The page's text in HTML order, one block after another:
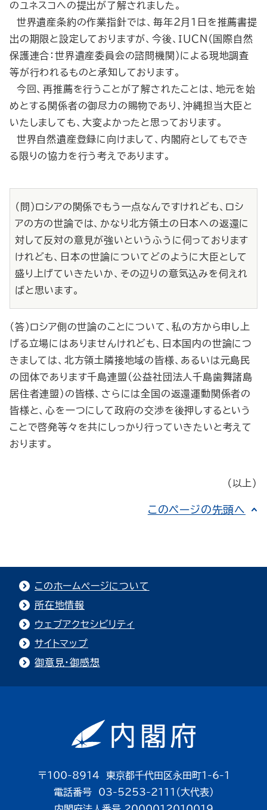
のユネスコへの提出が了解されました。
世界遺産条約の作業指針では、毎年２月１日を推薦書提
出の期限と設定しておりますが、今後、ＩＵＣＮ（国際自然
保護連合：世界遺産委員会の諮問機関）による現地調査
等が行われるものと承知しております。
今回、再推薦を行うことが了解されたことは、地元を始
めとする関係者の御尽力の賜物であり、沖縄担当大臣と
いたしましても、大変よかったと思っております。
世界自然遺産登録に向けまして、内閣府としてもでき
る限りの協力を行う考えであります。
（問）ロシアの関係でもう一点なんですけれども、ロシ
アの方の世論では、かなり北方領土の日本への返還に
対して反対の意見が強いというふうに伺っております
けれども、日本の世論についてどのように大臣として
盛り上げていきたいか、その辺りの意気込みを伺えれ
ばと思います。
（答）ロシア側の世論のことについて、私の方から申し上
げる立場にはありませんけれども、日本国内の世論につ
きましては、北方領土隣接地域の皆様、あるいは元島民
の団体であります千島連盟（公益社団法人千島歯舞諸島
居住者連盟）の皆様、さらには全国の返還運動関係者の
皆様と、心を一つにして政府の交渉を後押しするという
ことで啓発等々を共にしっかり行っていきたいと考えて
おります。
（以上）
このページの先頭へ
このホームページについて
所在地情報
ウェブアクセシビリティ
サイトマップ
御意見・御感想
〒100-8914 東京都千代田区永田町1-6-1
電話番号 03-5253-2111（大代表）